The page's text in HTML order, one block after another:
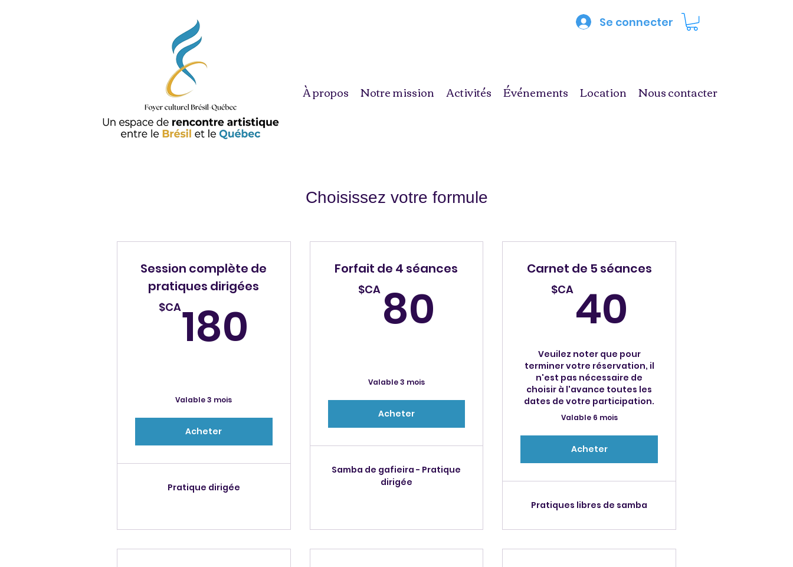
Se connecter
À propos Notre mission Activités Événements Location Nous contacter
Choisissez votre formule
Session complète de
pratiques dirigées
$CA180 180$CA
Valable 3 mois
Acheter
Pratique dirigée
Forfait de 4 séances
$CA 80 80$CA
Valable 3 mois
Acheter
Samba de gafieira - Pratique
dirigée
Carnet de 5 séances
$CA 40
Veuilez noter que pour
terminer votre réservation, il
n'est pas nécessaire de
choisir à l'avance toutes les
dates de votre participation.
Valable 6 mois
Acheter
Pratiques libres de samba